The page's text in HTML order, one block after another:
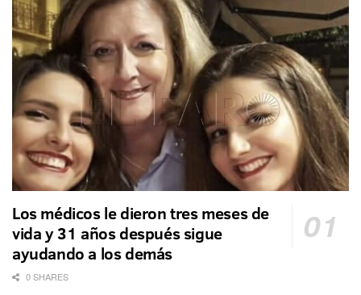
Los médicos le dieron tres meses de
vida y 31 años después sigue
ayudando a los demás
0 SHARES